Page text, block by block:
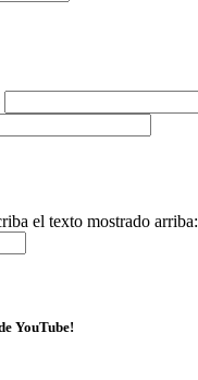
el texto mostrado arriba:
YouTube!